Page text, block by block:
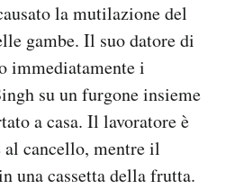
la mutilazione del
gambe. Il suo datore di
immediatamente i
su un furgone insieme
a casa. Il lavoratore è
cancello, mentre il
una cassetta della frutta.